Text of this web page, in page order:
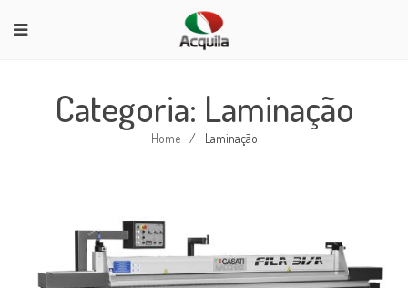
Categoria: Laminação
Home / Laminação